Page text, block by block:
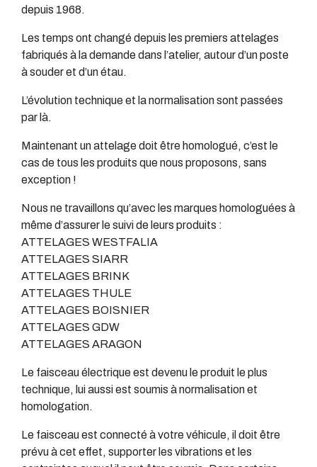
depuis 1968.
Les temps ont changé depuis les premiers attelages
fabriqués à la demande dans l’atelier, autour d’un poste
à souder et d’un étau.
L’évolution technique et la normalisation sont passées
par là.
Maintenant un attelage doit être homologué, c’est le
cas de tous les produits que nous proposons, sans
exception !
Nous ne travaillons qu’avec les marques homologuées à
même d’assurer le suivi de leurs produits :
ATTELAGES WESTFALIA
ATTELAGES SIARR
ATTELAGES BRINK
ATTELAGES THULE
ATTELAGES BOISNIER
ATTELAGES GDW
ATTELAGES ARAGON
Le faisceau électrique est devenu le produit le plus
technique, lui aussi est soumis à normalisation et
homologation.
Le faisceau est connecté à votre véhicule, il doit être
prévu à cet effet, supporter les vibrations et les